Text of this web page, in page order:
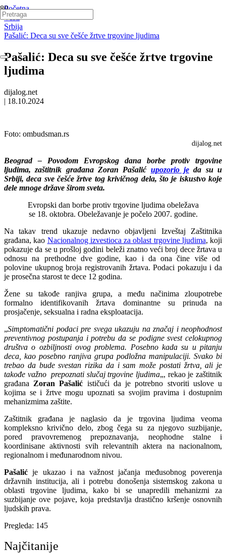
Početna
Vesti
Srbija
Pašalić: Deca su sve češće žrtve trgovine ljudima
Pašalić: Deca su sve češće žrtve trgovine
ljudima
dijalog.net
| 18.10.2024
Foto: ombudsman.rs
dijalog.net
Beograd – Povodom Evropskog dana borbe protiv trgovine
ljudima, zaštitnik građana Zoran Pašalić upozorio je da su u
Srbiji, deca sve češće žrtve tog krivičnog dela, što je iskustvo koje
dele mnoge države širom sveta.
Evropski dan borbe protiv trgovine ljudima obeležava
se 18. oktobra. Obeležavanje je počelo 2007. godine.
Na takav trend ukazuje nedavno objavljeni Izveštaj Zaštitnika
građana, kao Nacionalnog izvestioca za oblast trgovine ljudima, koji
pokazuje da se u prošloj godini beleži znatno veći broj dece žrtava u
odnosu na prethodne dve godine, kao i da ona čine više od
polovine ukupnog broja registrovanih žrtava. Podaci pokazuju i da
je prosečna starost te dece 12 godina.
Žene su takođe ranjiva grupa, a među načinima zloupotrebe
formalno identifikovanih žrtava dominantne su prinuda na
prosjačenje, seksualna i radna eksploatacija.
„Simptomatični podaci pre svega ukazuju na značaj i neophodnost
preventivnog postupanja i potrebu da se podigne svest celokupnog
društva o ozbiljnosti ovog problema. Posebno kada su u pitanju
deca, kao posebno ranjiva grupa podložna manipulaciji. Svako bi
trebao da bude svestan rizika da i sam može postati žrtva, ali je
takođe važno prepoznati slučaj trgovine ljudima„, rekao je zaštitnik
građana Zoran Pašalić ističući da je potrebno stvoriti uslove u
kojima se i žrtve mogu upoznati sa svojim pravima i dostupnim
mehanizmima zaštite.
Zaštitnik građana je naglasio da je trgovina ljudima veoma
kompleksno krivično delo, zbog čega su za njegovo suzbijanje,
pored pravovremenog prepoznavanja, neophodne stalne i
koordinisane aktivnosti svih relevantnih aktera na nacionalnom,
regionalnom i međunarodnom nivou.
Pašalić je ukazao i na važnost jačanja međusobnog poverenja
državnih institucija, ali i potrebu donošenja sistemskog zakona u
oblasti trgovine ljudima, kako bi se unapredili mehanizmi za
suzbijanje ove pojave, koja predstavlja drastično kršenje osnovnih
ljudskih prava.
Pregleda: 145
Najčitanije